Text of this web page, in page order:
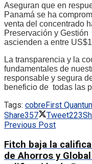
Aseguran que en
Panamá se ha
venta del concentrado
Preservación y
ascienden a entre
La transparencia y la
fundamentales de
responsable y segura
beneficio de todas las
Tags: cobreFirst
Share357 Tweet223
Previous Post
Fitch baja la
de Ahorros y